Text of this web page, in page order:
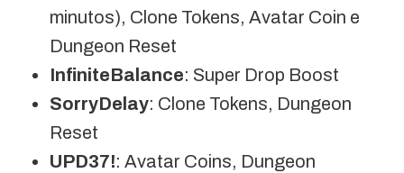
minutos), Clone Tokens, Avatar Coin e
Dungeon Reset
InfiniteBalance: Super Drop Boost
SorryDelay: Clone Tokens, Dungeon
Reset
UPD37!: Avatar Coins, Dungeon